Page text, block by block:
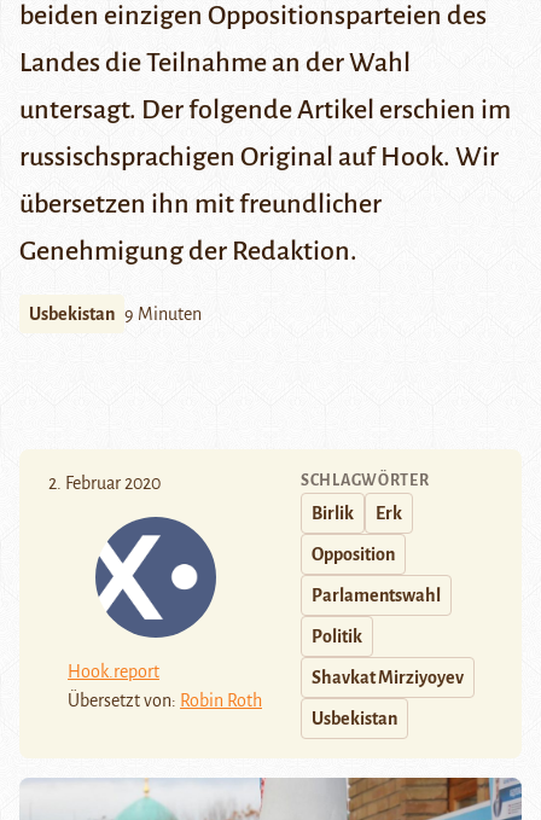
beiden einzigen Oppositionsparteien des
Landes die Teilnahme an der Wahl
untersagt. Der folgende Artikel erschien im
russischsprachigen Original auf Hook. Wir
übersetzen ihn mit freundlicher
Genehmigung der Redaktion.
Usbekistan 9 Minuten
2. Februar 2020
Hook.report
Übersetzt von: Robin Roth
SCHLAGWÖRTER
Birlik Erk
Opposition
Parlamentswahl
Politik
Shavkat Mirziyoyev
Usbekistan